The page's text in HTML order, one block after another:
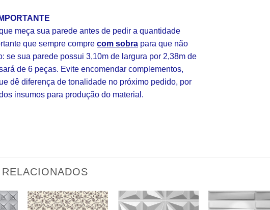
meça sua parede antes de pedir a quantidade
que sempre compre com sobra para que não
se sua parede possui 3,10m de largura por 2,38m de
de 6 peças. Evite encomendar complementos,
dê diferença de tonalidade no próximo pedido, por
insumos para produção do material.